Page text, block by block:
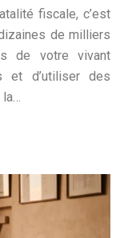
fiscale, c’est
de milliers
de votre vivant
et d’utiliser des